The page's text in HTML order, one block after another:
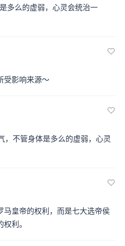
多么的虚弱，心灵会统治一
受影响来源～
，不管身体是多么的虚弱，心灵
马皇帝的权利，而是七大选帝侯
利。